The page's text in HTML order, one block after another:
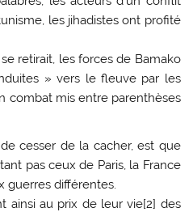
les jihadistes ont profité
retirait, les forces de Bamako
» vers le fleuve par les
combat mis entre parenthèses
cesser de la cacher, est que
pas ceux de Paris, la France
guerres différentes.
ainsi au prix de leur vie[2] des